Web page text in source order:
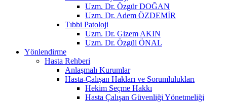
Uzm. Dr. Özgür DOĞAN
Uzm. Dr. Adem ÖZDEMİR
Tıbbi Patoloji
Uzm. Dr. Gizem AKIN
Uzm. Dr. Özgül ÖNAL
Yönlendirme
Hasta Rehberi
Anlaşmalı Kurumlar
Hasta-Çalışan Hakları ve Sorumlulukları
Hekim Seçme Hakkı
Hasta Çalışan Güvenliği Yönetmeliği